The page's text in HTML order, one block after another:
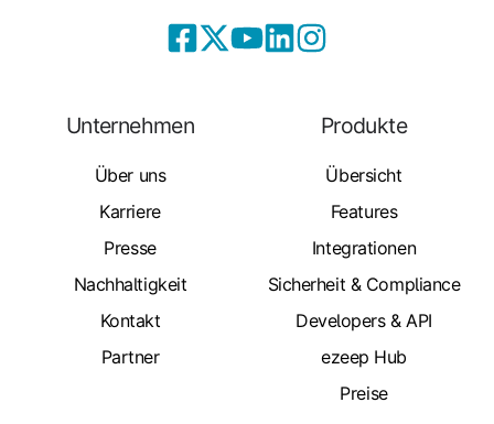
Unternehmen
Über uns
Karriere
Presse
Nachhaltigkeit
Kontakt
Partner
Produkte
Übersicht
Features
Integrationen
Sicherheit & Compliance
Developers & API
ezeep Hub
Preise